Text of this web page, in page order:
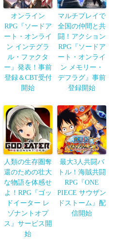
オンライン
RPG『ソードア
ート・オンライ
ン インテグラ
ル・ファクタ
ー』発表！事前
登録＆CBT受付
開始
マルチプレイで
全国の仲間と共
闘！アクション
RPG『ソードア
ート・オンライ
ン メモリー・
デフラグ』事前
登録開始
人類の生存圏奪
還のための壮大
な物語を体感せ
よ！RPG『ゴッ
ドイーター レ
ゾナントオプ
ス』サービス開
始
最大3人共闘バ
トル！海賊共闘
RPG『ONE
PIECE サウザン
ドストーム』配
信開始